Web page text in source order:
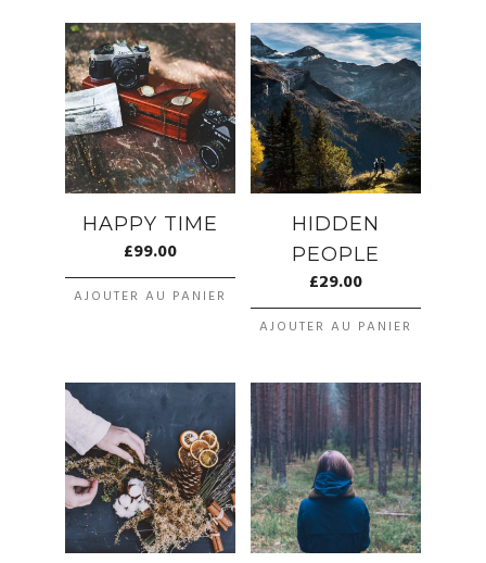
HAPPY TIME
£99.00
AJOUTER AU PANIER
HIDDEN
PEOPLE
£29.00
AJOUTER AU PANIER